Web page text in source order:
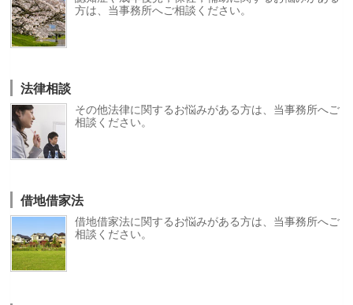
方は、当事務所へご相談ください。
法律相談
その他法律に関するお悩みがある方は、当事務所へご
相談ください。
借地借家法
借地借家法に関するお悩みがある方は、当事務所へご
相談ください。